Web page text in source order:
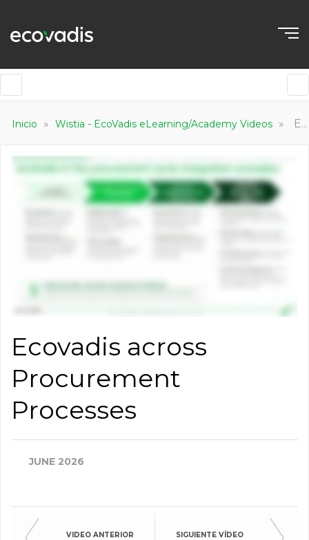
Inicio » Wistia - EcoVadis eLearning/Academy Videos » Ecovadis across Procurement Processes
Ecovadis across
Procurement
Processes
JUNE 2026
VIDEO ANTERIOR SIGUIENTE VÍDEO